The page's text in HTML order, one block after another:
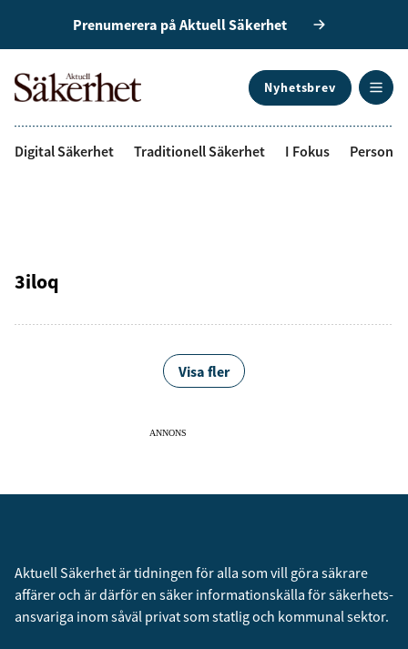
Prenumerera på Aktuell Säkerhet
Nyhetsbrev
Digital Säkerhet Traditionell Säkerhet I Fokus
3iloq
Visa fler
ANNONS
Aktuell Säkerhet är tidningen för alla som vill göra säkrare
affärer och är därför en säker informationskälla för säkerhets­
ansvariga inom såväl privat som statlig och kommunal sektor.